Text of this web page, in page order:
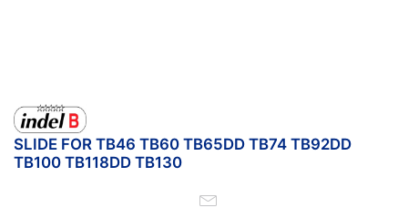
SLIDE FOR TB46 TB60 TB65DD TB74 TB92DD
TB100 TB118DD TB130